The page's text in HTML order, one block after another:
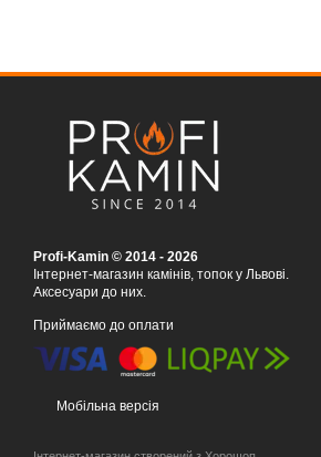
Profi-Kamin © 2014 - 2026
Інтернет-магазин камінів, топок у Львові.
Аксесуари до них.
Приймаємо до оплати
Мобільна версія